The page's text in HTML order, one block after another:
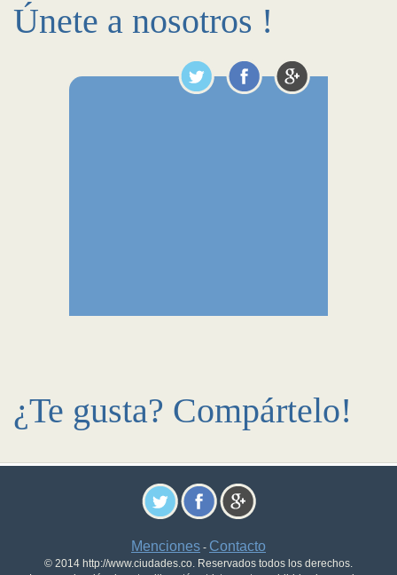
Únete a nosotros !
¿Te gusta? Compártelo!
Menciones - Contacto
© 2014 http://www.ciudades.co. Reservados todos los derechos.